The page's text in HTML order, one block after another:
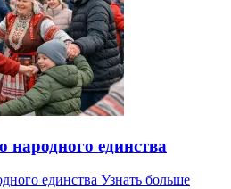
единства
единства Узнать больше